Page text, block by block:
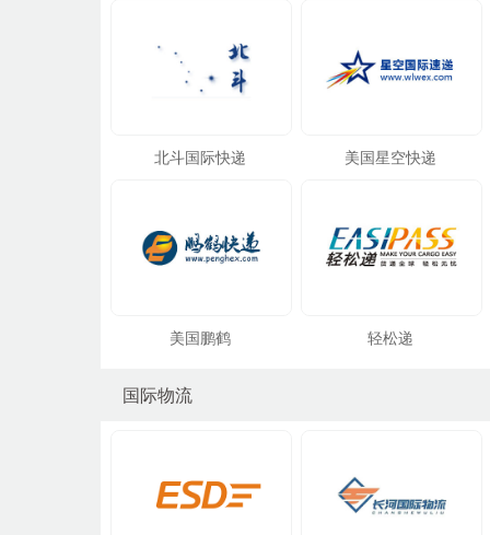
北斗国际快递 美国星空快递
美国鹏鹤 轻松递
国际物流